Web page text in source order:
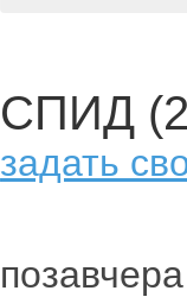
СПИД
задать